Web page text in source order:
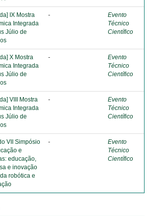
IX Mostra
Integrada
Júlio de
-
Evento
Técnico
Científico
X Mostra
Integrada
Júlio de
-
Evento
Técnico
Científico
VIII Mostra
Integrada
Júlio de
-
Evento
Técnico
Científico
VII Simpósio
e
educação,
e inovação
robótica e
-
Evento
Técnico
Científico